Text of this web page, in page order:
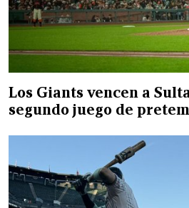
Los Giants vencen a
segundo juego de